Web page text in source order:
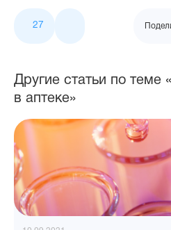
27
Другие статьи по теме
в аптеке»